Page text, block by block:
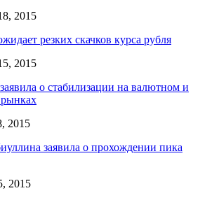
2015
резких скачков курса рубля
2015
о стабилизации на валютном и
2015
заявила о прохождении пика
2015